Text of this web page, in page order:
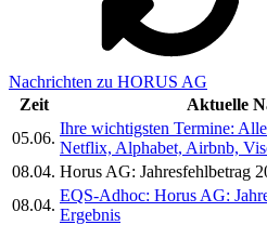
Nachrichten zu HORUS AG
Zeit
Aktuelle
05.06.
Ihre wichtigsten Termine:
Netflix, Alphabet, Airbnb,
08.04. Horus AG: Jahresfehlbetrag
08.04.
EQS-Adhoc: Horus AG:
Ergebnis